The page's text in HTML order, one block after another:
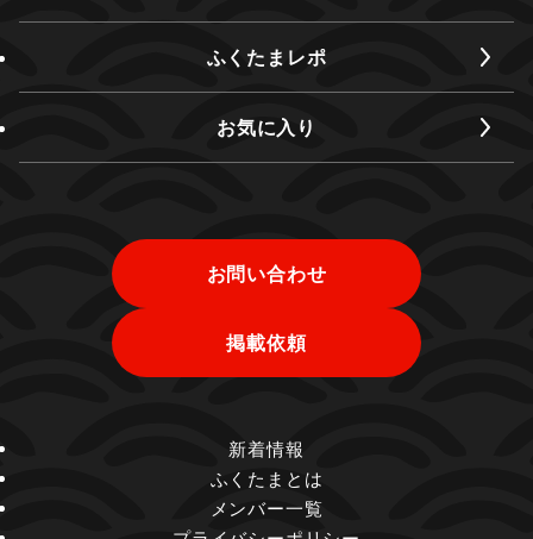
ふくたまレポ
お気に入り
お問い合わせ
掲載依頼
新着情報
ふくたまとは
メンバー一覧